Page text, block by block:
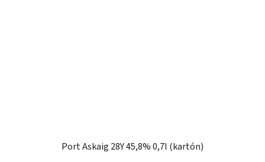
Port Askaig 28Y 45,8% 0,7l (kartón)